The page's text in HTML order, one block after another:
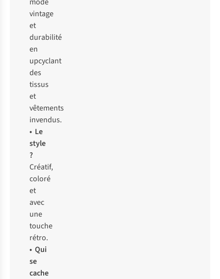
vintage
et
durabilité
en
upcyclant
des
tissus
et
vêtements
invendus.
• Le
style
?
Créatif,
coloré
et
avec
une
touche
rétro.
• Qui
se
cache